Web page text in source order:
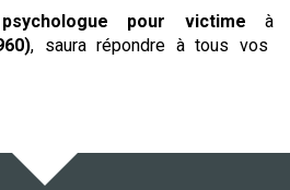
pour victime
à
, saura répondre à tous vos